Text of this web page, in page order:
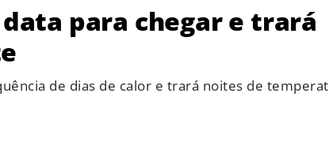
para chegar e trará
de dias de calor e trará noites de